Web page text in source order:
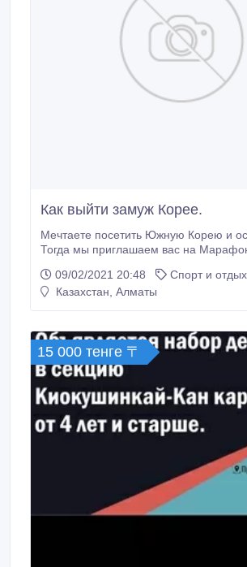
Как выйти замуж Корее.
Мечтаете посетить Южную Корею и
Тогда мы приглашаем вас на
для того, чтобы уехать в Корею. 2)Как с лёгкостью
жить без корейского языка. 3) Как
реальности.
09/02/2021 20:48
Спорт и отдых
Казахстан, Алматы
15 000 тенге 〒